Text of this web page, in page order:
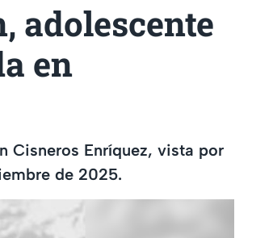
adolescente
en
Cisneros Enríquez, vista por
de 2025.